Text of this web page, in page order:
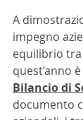
A
impegno
equilibrio
quest’anno
Bilancio di
documento